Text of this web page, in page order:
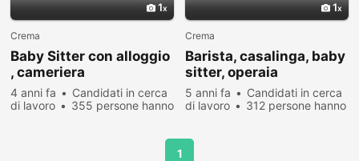
1
Crema
Baby Sitter con alloggio
, cameriera
4 anni fa
Candidati in cerca
di lavoro
355 persone hanno
1
Crema
Barista, casalinga, baby
sitter, operaia
5 anni fa
Candidati in cerca
di lavoro
312 persone hanno
1